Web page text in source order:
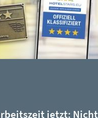
jetzt: Nicht